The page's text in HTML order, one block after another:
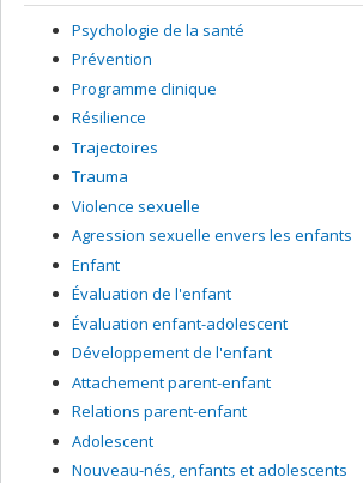
Psychologie de la santé
Prévention
Programme clinique
Résilience
Trajectoires
Trauma
Violence sexuelle
Agression sexuelle envers les enfants
Enfant
Évaluation de l'enfant
Évaluation enfant-adolescent
Développement de l'enfant
Attachement parent-enfant
Relations parent-enfant
Adolescent
Nouveau-nés, enfants et adolescents